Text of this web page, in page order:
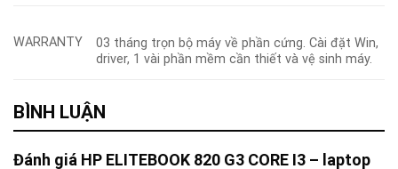
WARRANTY
03 tháng trọn bộ máy về phần cứng. Cài đặt Win,
driver, 1 vài phần mềm cần thiết và vệ sinh máy.
BÌNH LUẬN
Đánh giá HP ELITEBOOK 820 G3 CORE I3 – laptop